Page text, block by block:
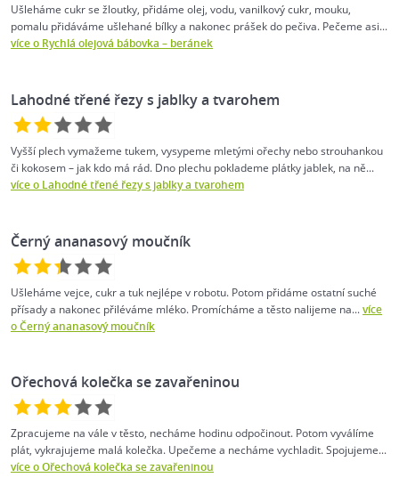
Ušleháme cukr se žloutky, přidáme olej, vodu, vanilkový cukr, mouku,
pomalu přidáváme ušlehané bílky a nakonec prášek do pečiva. Pečeme asi...
více o Rychlá olejová bábovka – beránek
Lahodné třené řezy s jablky a tvarohem
Vyšší plech vymažeme tukem, vysypeme mletými ořechy nebo strouhankou
či kokosem – jak kdo má rád. Dno plechu poklademe plátky jablek, na ně...
více o Lahodné třené řezy s jablky a tvarohem
Černý ananasový moučník
Ušleháme vejce, cukr a tuk nejlépe v robotu. Potom přidáme ostatní suché
přísady a nakonec přiléváme mléko. Promícháme a těsto nalijeme na...více
o Černý ananasový moučník
Ořechová kolečka se zavařeninou
Zpracujeme na vále v těsto, necháme hodinu odpočinout. Potom vyválíme
plát, vykrajujeme malá kolečka. Upečeme a necháme vychladit. Spojujeme...
více o Ořechová kolečka se zavařeninou